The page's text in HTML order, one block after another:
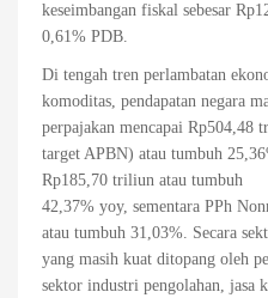
keseimbangan fiskal sebesar
0,61% PDB.
Di tengah tren perlambatan
komoditas, pendapatan negara
perpajakan mencapai Rp504,48
target APBN) atau tumbuh
Rp185,70 triliun atau tumbuh
42,37% yoy, sementara PPh
atau tumbuh 31,03%. Secara
yang masih kuat ditopang oleh
sektor industri pengolahan, jasa